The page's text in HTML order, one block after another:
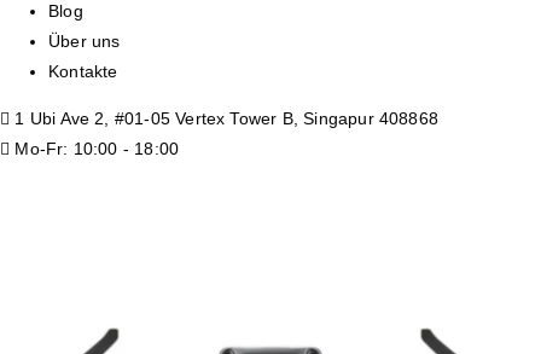
Blog
Über uns
Kontakte
1 Ubi Ave 2, #01-05 Vertex Tower B, Singapur 408868
Mo-Fr: 10:00 - 18:00